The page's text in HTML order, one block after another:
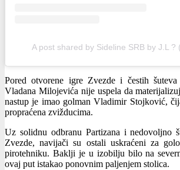
A post shared by Sideline SRB by J.L ?
Pored otvorene igre Zvezde i čestih
Vladana Milojevića nije uspela da
nastup je imao golman Vladimir Stojković,
propraćena zvižducima.
Uz solidnu odbranu Partizana i nedovoljno
Zvezde, navijači su ostali uskraćeni za
pirotehniku. Baklji je u izobilju bilo na
ovaj put istakao ponovnim paljenjem stolica.